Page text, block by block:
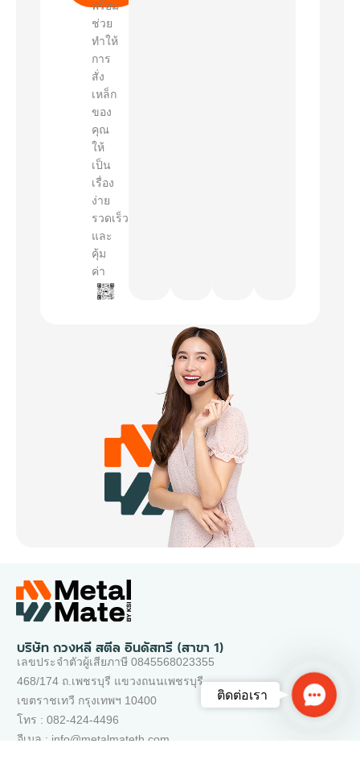
พร้อม
ช่วย
ทำให้
การ
สั่ง
เหล็ก
ของ
คุณ
ให้
เป็น
เรื่อง
ง่าย
รวดเร็ว
และ
คุ้ม
ค่า
บริษัท กวงหลี สตีล อินดัสทรี (สาขา 1)
เลขประจำตัวผู้เสียภาษี 0845568023355
468/174 ถ.เพชรบุรี แขวงถนนเพชรบุรี
เขตราชเทวี กรุงเทพฯ 10400
โทร : 082-424-4496
อีเมล : info@metalmateth.com
Us
ติดต่อเรา